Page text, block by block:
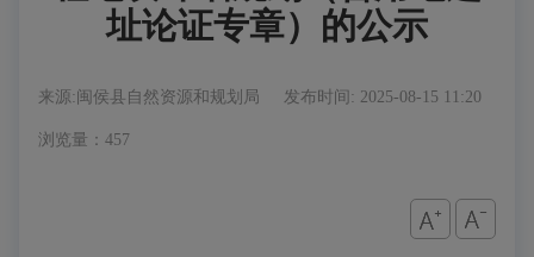
址论证专章）的公示
来源:闽侯县自然资源和规划局 发布时间: 2025-08-15 11:20
浏览量：457